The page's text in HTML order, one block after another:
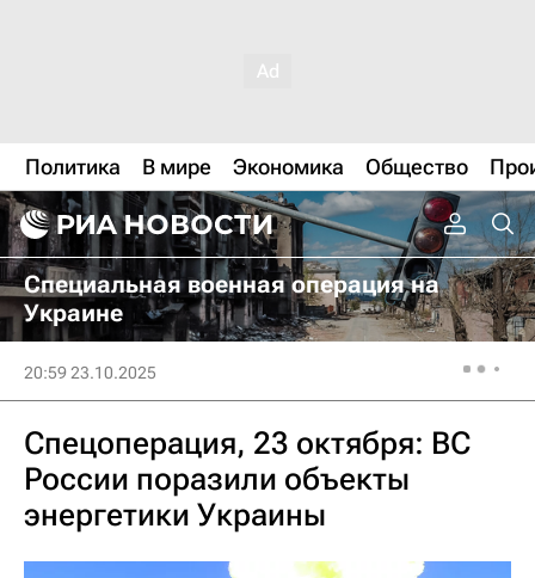
Политика В мире Экономика Общество
Специальная военная операция на
Украине
20:59 23.10.2025
Спецоперация, 23 октября: ВС
России поразили объекты
энергетики Украины